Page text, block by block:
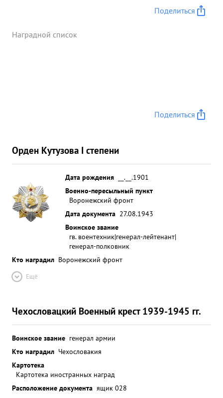
Поделиться
Наградной список
Поделиться
Орден Кутузова I степени
Дата рождения
__.__.1901
Военно-пересыльный пункт
Воронежский фронт
Дата документа 27.08.1943
Воинское звание
гв. воентехник|генерал-лейтенант|
генерал-полковник
Кто наградил Воронежский фронт
Ещё
Чехословацкий Военный крест 1939-1945 гг.
Воинское звание генерал армии
Кто наградил Чехословакия
Картотека
Картотека иностранных наград
Расположение документа ящик 028